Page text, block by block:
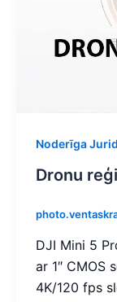
Noderīga
Dronu
DJI Mini 5
ar 1″ CMOS
4K/120 fps